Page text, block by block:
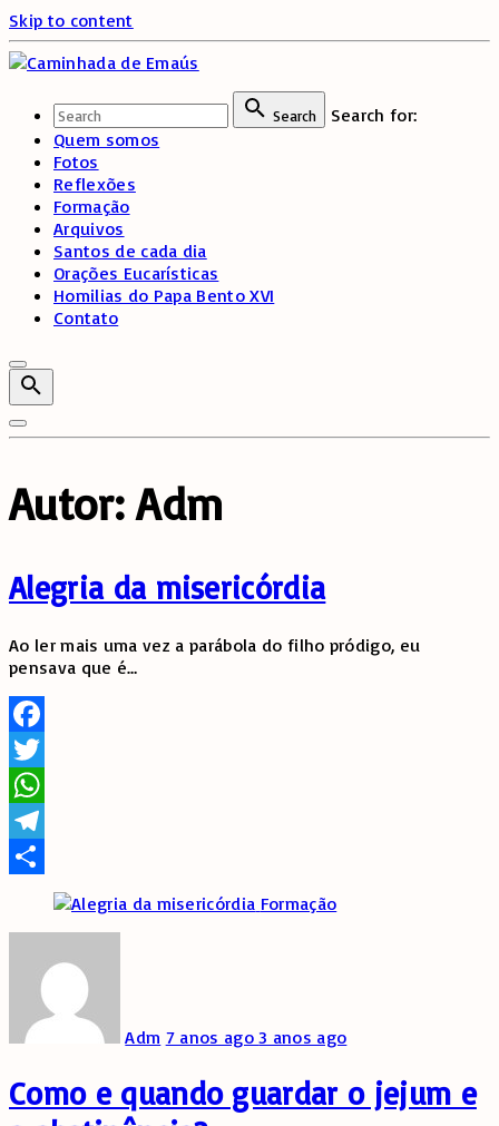
Skip to content
Search
Search for:
Quem somos
Fotos
Reflexões
Formação
Arquivos
Santos de cada dia
Orações Eucarísticas
Homilias do Papa Bento XVI
Contato
Autor:Adm
Alegria da misericórdia
Ao ler mais uma vez a parábola do filho pródigo, eu
pensava que é…
Facebook
Twitter
WhatsApp
Telegram
Share
Formação
Adm 7 anos ago3 anos ago
Como e quando guardar o jejum e